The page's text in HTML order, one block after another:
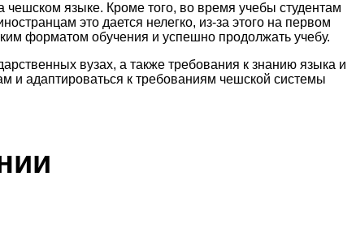
языке. Кроме того, во время учебы студентам
это дается нелегко, из-за этого на первом
форматом обучения и успешно продолжать учебу.
вузах, а также требования к знанию языка и
и адаптироваться к требованиям чешской системы